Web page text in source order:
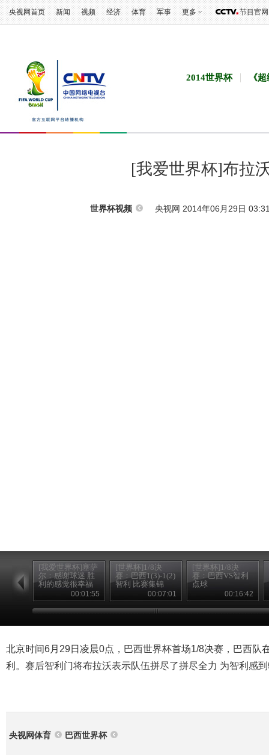
央视网首页 新闻 视频 经济 体育 军事 更多 节目官网
2014世界杯 《
[我爱世界杯]布拉
世界杯视频 央视网 2014年06月29日
[我爱世界杯]塞萨
尔：感谢球迷 胜
利的感觉很幸福
00:01:55
[世界杯]1/8决
赛：巴西1(3)-1(2)
智利 比赛集锦
00:07:01
[世界杯]1/8决
赛：巴西VS智利
点球
00:16:42
北京时间6月29日凌晨0点，巴西世界杯首场1/8决赛，巴西队
利。赛后智利门将布拉沃表示队伍拼尽了拼尽全力 为智利感
央视网体育 巴西世界杯